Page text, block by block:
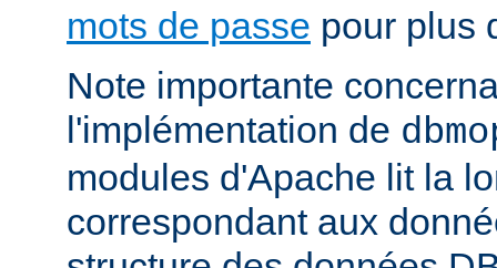
mots de passe pour plus
Note importante
l'implémentation de
modules d'Apache lit la
correspondant aux